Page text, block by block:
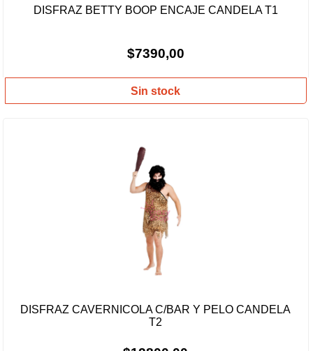
DISFRAZ BETTY BOOP ENCAJE CANDELA T1
$7390,00
Sin stock
DISFRAZ CAVERNICOLA C/BAR Y PELO CANDELA
T2